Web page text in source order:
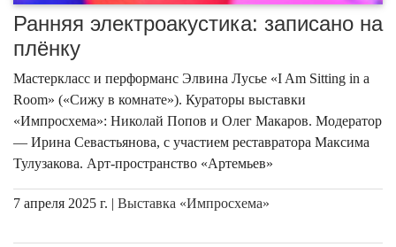
Ранняя электроакустика: записано на
плёнку
Мастеркласс и перформанс Элвина Лусье «I Am Sitting in a
Room» («Сижу в комнате»). Кураторы выставки
«Импросхема»: Николай Попов и Олег Макаров. Модератор
— Ирина Севастьянова, с участием реставратора Максима
Тулузакова. Арт-пространство «Артемьев»
7 апреля 2025 г. | Выставка «Импросхема»